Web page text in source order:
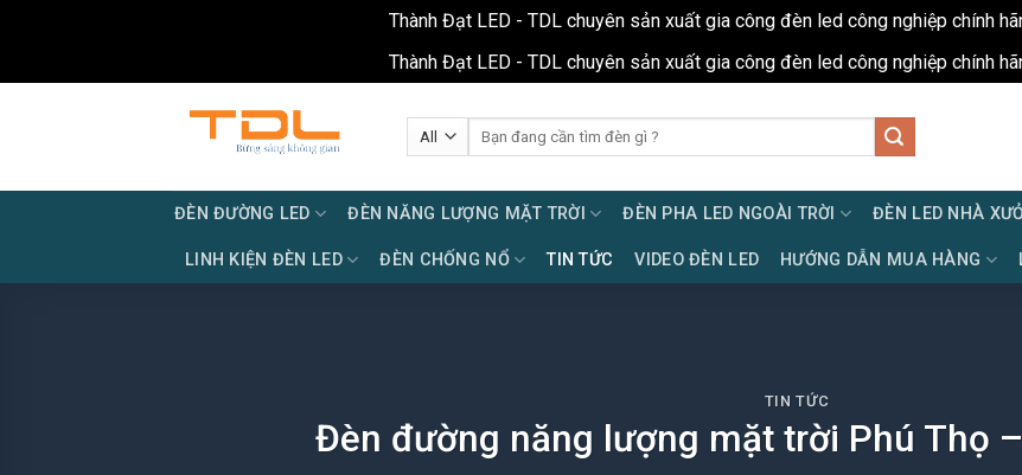
Thành Đạt LED - TDL chuyên sản xuất gia công đèn led công nghiệp chính
Thành Đạt LED - TDL chuyên sản xuất gia công đèn led công nghiệp chính
kiếm:
ĐÈN ĐƯỜNG LED ĐÈN NĂNG LƯỢNG MẶT TRỜI ĐÈN PHA LED NGOÀI TRỜI ĐÈN LED NHÀ
LINH KIỆN ĐÈN LED ĐÈN CHỐNG NỔ TIN TỨC VIDEO ĐÈN LED HƯỚNG DẪN MUA HÀNG
TIN TỨC
Đèn đường năng lượng mặt trời Phú Thọ